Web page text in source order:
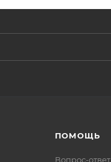
ПОМОЩЬ
Вопрос-ответ